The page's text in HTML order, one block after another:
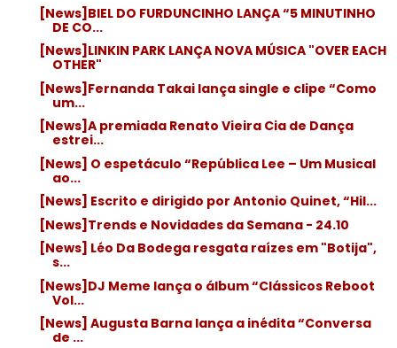
[News]BIEL DO FURDUNCINHO LANÇA “5 MINUTINHO
DE CO...
[News]LINKIN PARK LANÇA NOVA MÚSICA "OVER EACH
OTHER"
[News]Fernanda Takai lança single e clipe “Como
um...
[News]A premiada Renato Vieira Cia de Dança
estrei...
[News] O espetáculo “República Lee – Um Musical
ao...
[News] Escrito e dirigido por Antonio Quinet, “Hil...
[News]Trends e Novidades da Semana - 24.10
[News] Léo Da Bodega resgata raízes em "Botija",
s...
[News]DJ Meme lança o álbum “Clássicos Reboot
Vol...
[News] Augusta Barna lança a inédita “Conversa
de ...